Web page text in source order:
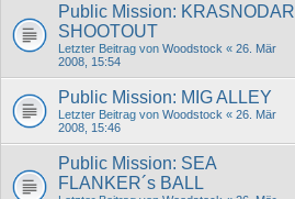
Public Mission: KRASNODAR
SHOOTOUT
Letzter Beitrag von Woodstock « 26. Mär
2008, 15:54
Public Mission: MIG ALLEY
Letzter Beitrag von Woodstock « 26. Mär
2008, 15:46
Public Mission: SEA
FLANKER´s BALL